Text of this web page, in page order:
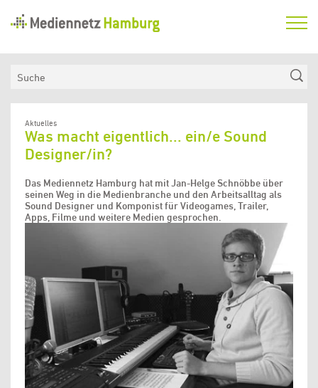
Hamburg
Aktuelles
Medienkompetenzfonds
Verein
Aktuelles
Was macht eigentlich... ein/e Sound
Designer/in?
Das Mediennetz Hamburg hat mit Jan-Helge Schnöbbe über
seinen Weg in die Medienbranche und den Arbeitsalltag als
Sound Designer und Komponist für Videogames, Trailer,
Apps, Filme und weitere Medien gesprochen.